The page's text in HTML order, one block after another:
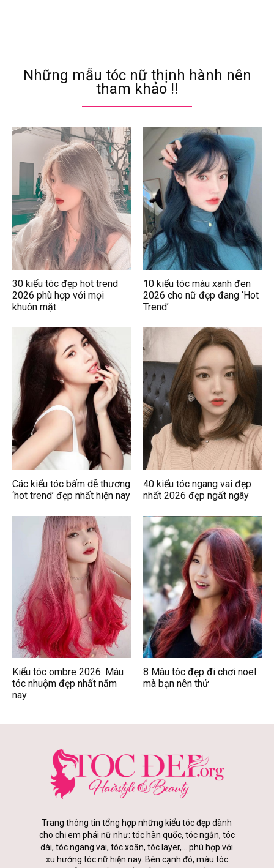
Những mẫu tóc nữ thịnh hành nên
tham khảo !!
30 kiểu tóc đẹp hot trend
2026 phù hợp với mọi
khuôn mặt
10 kiểu tóc màu xanh đen
2026 cho nữ đẹp đang ‘Hot
Trend’
Các kiểu tóc bấm dễ thương
‘hot trend’ đẹp nhất hiện nay
40 kiểu tóc ngang vai đẹp
nhất 2026 đẹp ngất ngây
Kiểu tóc ombre 2026: Màu
tóc nhuộm đẹp nhất năm
nay
8 Màu tóc đẹp đi chơi noel
mà bạn nên thử
Trang thông tin tổng hợp những kiểu tóc đẹp dành
cho chị em phái nữ như: tóc hàn quốc, tóc ngắn, tóc
dài, tóc ngang vai, tóc xoăn, tóc layer,... phù hợp với
xu hướng tóc nữ hiện nay. Bên cạnh đó, màu tóc